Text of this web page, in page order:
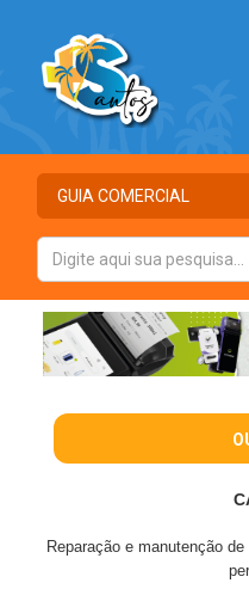
Reparação e manutenção